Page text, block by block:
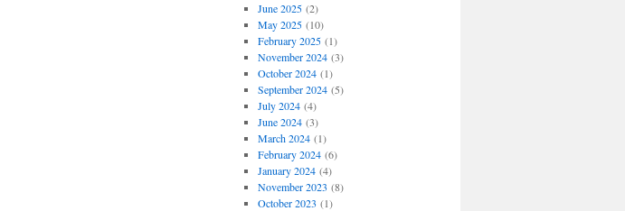
June 2025(2)
May 2025(10)
February 2025(1)
November 2024(3)
October 2024(1)
September 2024(5)
July 2024(4)
June 2024(3)
March 2024(1)
February 2024(6)
January 2024(4)
November 2023 (8)
October 2023 (1)